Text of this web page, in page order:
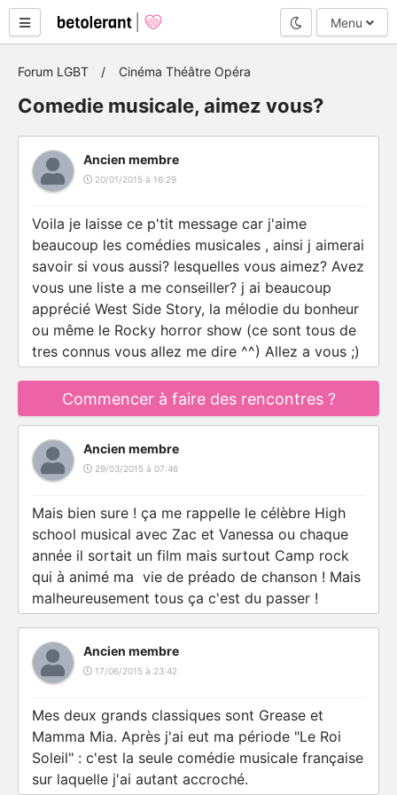
Mode nuit
Menu
Forum LGBT Cinéma Théâtre Opéra
Comedie musicale, aimez vous?
Ancien membre
20/01/2015 à 16:29
Voila je laisse ce p'tit message car j'aime
beaucoup les comédies musicales , ainsi j aimerai
savoir si vous aussi? lesquelles vous aimez? Avez
vous une liste a me conseiller? j ai beaucoup
apprécié West Side Story, la mélodie du bonheur
ou même le Rocky horror show (ce sont tous de
tres connus vous allez me dire ^^) Allez a vous ;)
Commencer à faire des rencontres ?
Ancien membre
29/03/2015 à 07:46
Mais bien sure ! ça me rappelle le célèbre High
school musical avec Zac et Vanessa ou chaque
année il sortait un film mais surtout Camp rock
qui à animé ma vie de préado de chanson ! Mais
malheureusement tous ça c'est du passer !
Ancien membre
17/06/2015 à 23:42
Mes deux grands classiques sont Grease et
Mamma Mia. Après j'ai eut ma période "Le Roi
Soleil" : c'est la seule comédie musicale française
sur laquelle j'ai autant accroché.